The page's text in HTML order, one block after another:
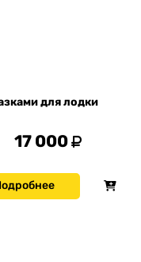
для лодки
17 000